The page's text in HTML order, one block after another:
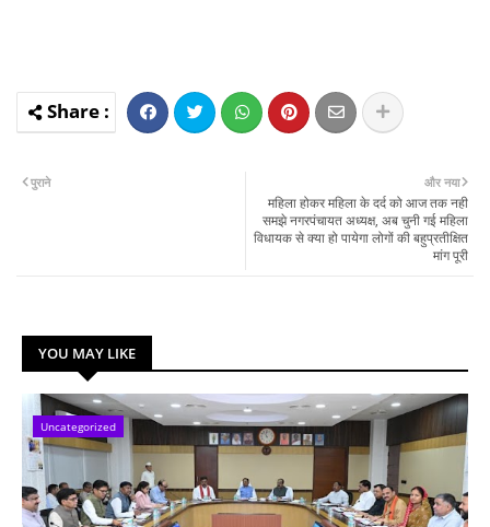
और नया
महिला होकर महिला के दर्द को आज तक नही
समझे नगरपंचायत अध्यक्ष, अब चुनी गई महिला
विधायक से क्या हो पायेगा लोगों की बहुप्रतीक्षित
मांग पूरी
पुराने
YOU MAY LIKE
Uncategorized